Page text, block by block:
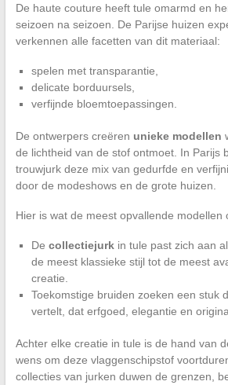
De haute couture heeft tule omarmd en
seizoen na seizoen. De Parijse huizen
verkennen alle facetten van dit materiaal:
spelen met transparantie,
delicate borduursels,
verfijnde bloemtoepassingen.
De ontwerpers creëren unieke modellen
de lichtheid van de stof ontmoet. In Parijs
trouwjurk deze mix van gedurfde en
door de modeshows en de grote huizen.
Hier is wat de meest opvallende modellen
De collectiejurkin tule past zich aan
de meest klassieke stijl tot de meest
creatie.
Toekomstige bruiden zoeken een stuk
vertelt, dat erfgoed, elegantie en
Achter elke creatie in tule is de hand van
wens om deze vlaggenschipstof
collecties van jurken duwen de grenzen,